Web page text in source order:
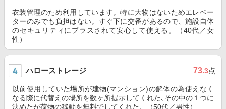
衣装管理のため利用しています。特に大物はないためエレベー
ターのみでも負担はない。すぐ下に交番があるので、施設自体
のセキュリティにプラスされて安心して使える。（40代／女
性）
ハローストレージ 73.3点
以前使用していた場所が建物(マンション)の解体の為使えなく
なる際に代替えの場所を数ヶ所提示してくれた､その中の１つに
決めたが荷物の移動を無料でしてくれた。（50代／男性）